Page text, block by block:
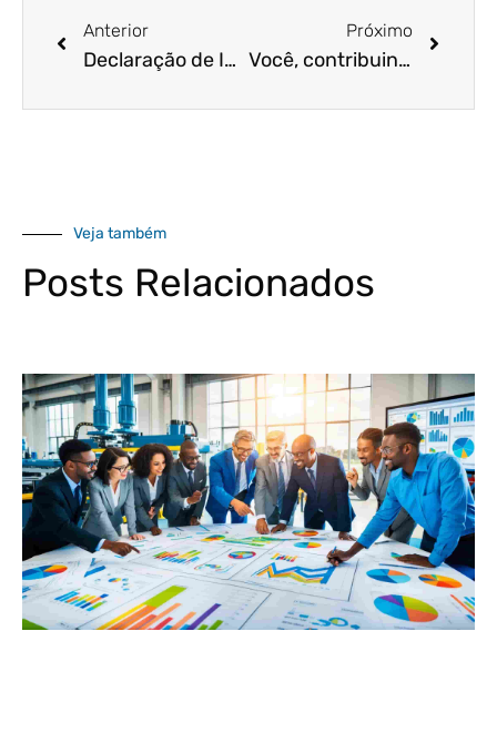
Anterior
Declaração de IR: saiba a diferença para pessoa física e empresa
Próximo
Você, contribuinte, sabe se poderá optar pela declaração de IR pré-preenchida em 2022?
Veja também
Posts Relacionados